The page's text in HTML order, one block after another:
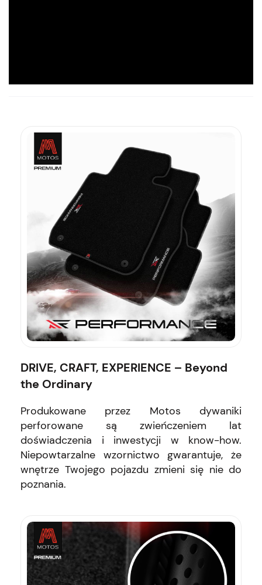
DRIVE, CRAFT, EXPERIENCE – Beyond
the Ordinary
Produkowane przez Motos dywaniki
perforowane są zwieńczeniem lat
doświadczenia i inwestycji w know-how.
Niepowtarzalne wzornictwo gwarantuje, że
wnętrze Twojego pojazdu zmieni się nie do
poznania.